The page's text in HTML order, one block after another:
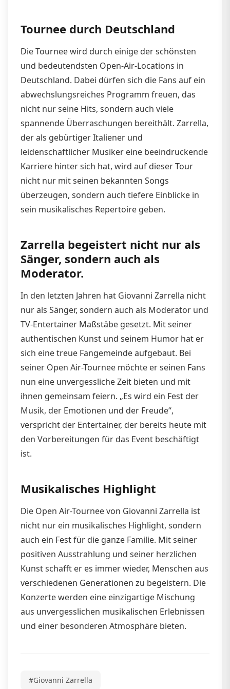
Tournee durch Deutschland
Die Tournee wird durch einige der schönsten
und bedeutendsten Open-Air-Locations in
Deutschland. Dabei dürfen sich die Fans auf ein
abwechslungsreiches Programm freuen, das
nicht nur seine Hits, sondern auch viele
spannende Überraschungen bereithält. Zarrella,
der als gebürtiger Italiener und
leidenschaftlicher Musiker eine beeindruckende
Karriere hinter sich hat, wird auf dieser Tour
nicht nur mit seinen bekannten Songs
überzeugen, sondern auch tiefere Einblicke in
sein musikalisches Repertoire geben.
Zarrella begeistert nicht nur als
Sänger, sondern auch als
Moderator.
In den letzten Jahren hat Giovanni Zarrella nicht
nur als Sänger, sondern auch als Moderator und
TV-Entertainer Maßstäbe gesetzt. Mit seiner
authentischen Kunst und seinem Humor hat er
sich eine treue Fangemeinde aufgebaut. Bei
seiner Open Air-Tournee möchte er seinen Fans
nun eine unvergessliche Zeit bieten und mit
ihnen gemeinsam feiern. „Es wird ein Fest der
Musik, der Emotionen und der Freude“,
verspricht der Entertainer, der bereits heute mit
den Vorbereitungen für das Event beschäftigt
ist.
Musikalisches Highlight
Die Open Air-Tournee von Giovanni Zarrella ist
nicht nur ein musikalisches Highlight, sondern
auch ein Fest für die ganze Familie. Mit seiner
positiven Ausstrahlung und seiner herzlichen
Kunst schafft er es immer wieder, Menschen aus
verschiedenen Generationen zu begeistern. Die
Konzerte werden eine einzigartige Mischung
aus unvergesslichen musikalischen Erlebnissen
und einer besonderen Atmosphäre bieten.
#Giovanni Zarrella